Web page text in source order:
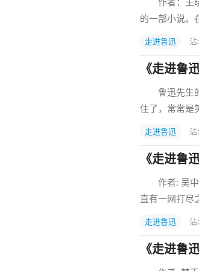
作者：王晓
的一部小说。
走进鲁迅
《走进鲁
鲁迅先生的
住了，常常是
走进鲁迅
《走进鲁
作者: 吴中
直有一网打尽
走进鲁迅
《走进鲁